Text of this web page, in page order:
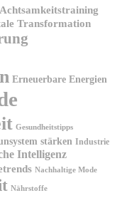
Achtsamkeitstraining
Transformation
Erneuerbare Energien
Gesundheitstipps
stärken Industrie
Intelligenz
Nachhaltige Mode
Nährstoffe